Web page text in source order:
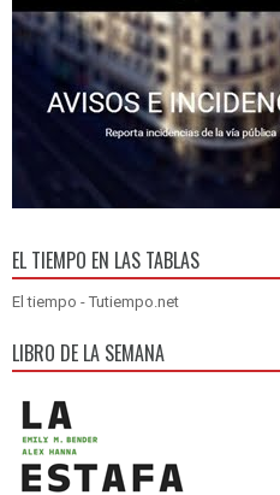
EL TIEMPO EN LAS TABLAS
El tiempo - Tutiempo.net
LIBRO DE LA SEMANA